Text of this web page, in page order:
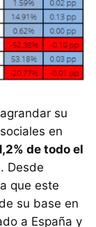
su
en
de todo el
. Desde
que este
su base en
a España y